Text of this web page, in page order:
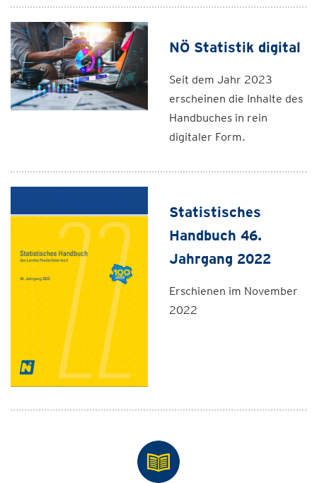
NÖ Statistik digital
Seit dem Jahr 2023
erscheinen die Inhalte des
Handbuches in rein
digitaler Form.
Statistisches
Handbuch 46.
Jahrgang 2022
Erschienen im November
2022